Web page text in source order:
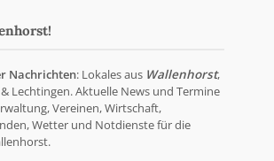
Nachrichten: Lokales aus Wallenhorst,
Lechtingen. Aktuelle News und Termine
Vereinen, Wirtschaft,
Wetter und Notdienste für die